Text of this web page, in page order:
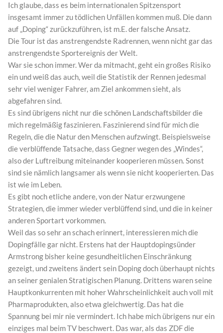
Ich glaube, dass es beim internationalen Spitzensport
insgesamt immer zu tödlichen Unfällen kommen muß. Die dann
auf „Doping“ zurückzuführen, ist m.E. der falsche Ansatz.
Die Tour ist das anstrengendste Radrennen, wenn nicht gar das
anstrengendste Sportereignis der Welt.
War sie schon immer. Wer da mitmacht, geht ein großes Risiko
ein und weiß das auch, weil die Statistik der Rennen jedesmal
sehr viel weniger Fahrer, am Ziel ankommen sieht, als
abgefahren sind.
Es sind übrigens nicht nur die schönen Landschaftsbilder die
mich regelmäßig faszinieren. Faszinierend sind für mich die
Regeln, die die Natur den Menschen aufzwingt. Beispielsweise
die verblüffende Tatsache, dass Gegner wegen des „Windes“,
also der Luftreibung miteinander kooperieren müssen. Sonst
sind sie nämlich langsamer als wenn sie nicht kooperierten. Das
ist wie im Leben.
Es gibt noch etliche andere, von der Natur erzwungene
Strategien, die immer wieder verblüffend sind, und die in keiner
anderen Sportart vorkommen.
Weil das so sehr an schach erinnert, interessieren mich die
Dopingfälle gar nicht. Erstens hat der Hauptdopingsünder
Armstrong bisher keine gesundheitlichen Einschränkung
gezeigt, und zweitens ändert sein Doping doch überhaupt nichts
an seiner genialen Stratigischen Planung. Drittens waren seine
Hauptkonkurrenten mit hoher Wahrscheinlichkeit auch voll mit
Pharmaprodukten, also etwa gleichwertig. Das hat die
Spannung bei mir nie vermindert. Ich habe mich übrigens nur ein
einziges mal beim TV beschwert. Das war, als das ZDF die